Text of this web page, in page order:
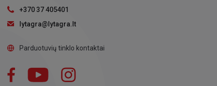
+370 37 405401
lytagra@lytagra.lt
Parduotuvių tinklo kontaktai
Facebook YouTube